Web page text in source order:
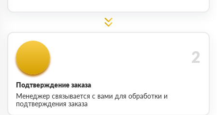
Подтверждение заказа
Менеджер связывается с вами для обработки и
подтверждения заказа